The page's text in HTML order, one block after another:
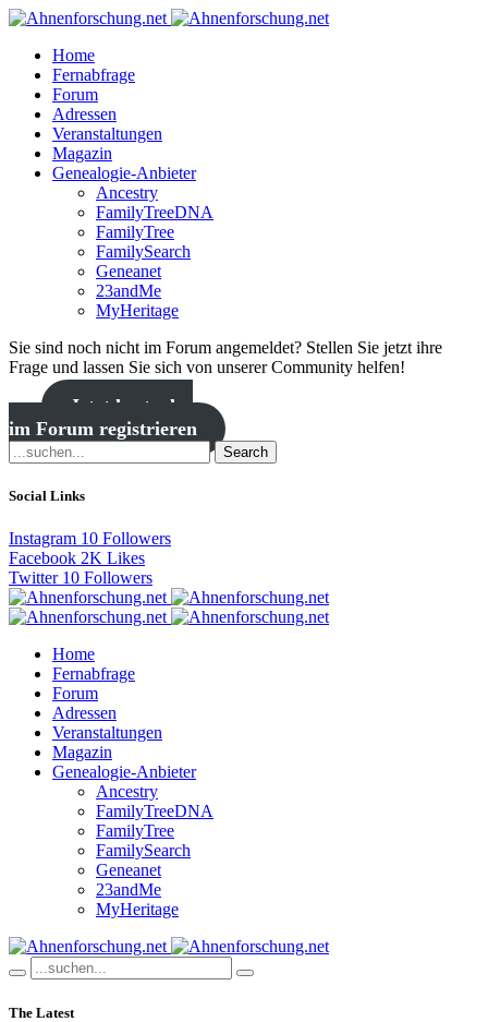
Home
Fernabfrage
Forum
Adressen
Veranstaltungen
Magazin
Genealogie-Anbieter
Ancestry
FamilyTreeDNA
FamilyTree
FamilySearch
Geneanet
23andMe
MyHeritage
Sie sind noch nicht im Forum angemeldet? Stellen Sie jetzt ihre
Frage und lassen Sie sich von unserer Community helfen!
Jetzt kostenlos
im Forum registrieren
Search
Social Links
Instagram 10 Followers
Facebook 2K Likes
Twitter 10 Followers
Home
Fernabfrage
Forum
Adressen
Veranstaltungen
Magazin
Genealogie-Anbieter
Ancestry
FamilyTreeDNA
FamilyTree
FamilySearch
Geneanet
23andMe
MyHeritage
The Latest